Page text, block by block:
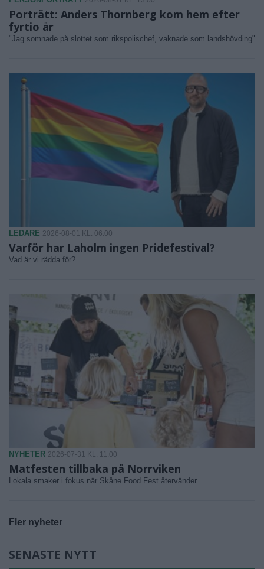
Porträtt: Anders Thornberg kom hem efter
fyrtio år
"Jag somnade på slottet som rikspolischef, vaknade som landshövding"
LEDARE 2026-08-01 KL. 06:00
Varför har Laholm ingen Pridefestival?
Vad är vi rädda för?
NYHETER 2026-07-31 KL. 11:00
Matfesten tillbaka på Norrviken
Lokala smaker i fokus när Skåne Food Fest återvänder
Fler nyheter
SENASTE NYTT